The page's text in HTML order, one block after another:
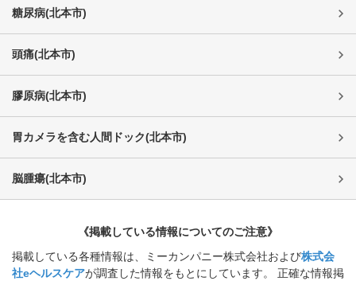
糖尿病(北本市)
頭痛(北本市)
膠原病(北本市)
胃カメラを含む人間ドック(北本市)
脳腫瘍(北本市)
《掲載している情報についてのご注意》
掲載している各種情報は、ミーカンパニー株式会社および株式会
社eヘルスケアが調査した情報をもとにしています。 正確な情報掲